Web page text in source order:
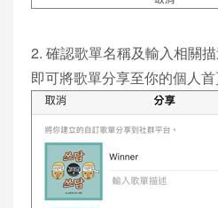
2. 確認歌單名稱及輸入相關
即可將歌單分享至你的個人首